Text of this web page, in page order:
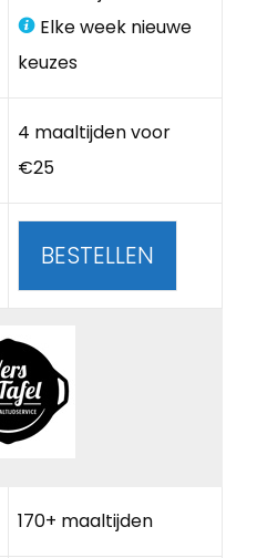
Elke week nieuwe
keuzes
4 maaltijden voor
€25
BESTELLEN
170+ maaltijden